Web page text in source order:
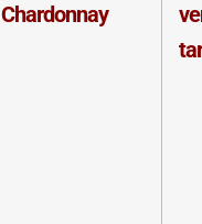
Chardonnay